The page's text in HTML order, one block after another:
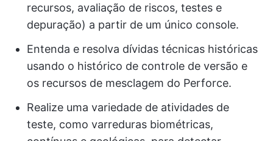
recursos, avaliação de riscos, testes e
depuração) a partir de um único console.
Entenda e resolva dívidas técnicas históricas
usando o histórico de controle de versão e
os recursos de mesclagem do Perforce.
Realize uma variedade de atividades de
teste, como varreduras biométricas,